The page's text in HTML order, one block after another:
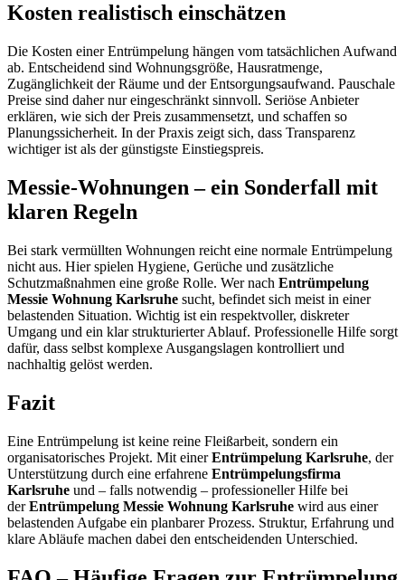
Kosten realistisch einschätzen
Die Kosten einer Entrümpelung hängen vom tatsächlichen Aufwand
ab. Entscheidend sind Wohnungsgröße, Hausratmenge,
Zugänglichkeit der Räume und der Entsorgungsaufwand. Pauschale
Preise sind daher nur eingeschränkt sinnvoll. Seriöse Anbieter
erklären, wie sich der Preis zusammensetzt, und schaffen so
Planungssicherheit. In der Praxis zeigt sich, dass Transparenz
wichtiger ist als der günstigste Einstiegspreis.
Messie-Wohnungen – ein Sonderfall mit
klaren Regeln
Bei stark vermüllten Wohnungen reicht eine normale Entrümpelung
nicht aus. Hier spielen Hygiene, Gerüche und zusätzliche
Schutzmaßnahmen eine große Rolle. Wer nach Entrümpelung
Messie Wohnung Karlsruhe sucht, befindet sich meist in einer
belastenden Situation. Wichtig ist ein respektvoller, diskreter
Umgang und ein klar strukturierter Ablauf. Professionelle Hilfe sorgt
dafür, dass selbst komplexe Ausgangslagen kontrolliert und
nachhaltig gelöst werden.
Fazit
Eine Entrümpelung ist keine reine Fleißarbeit, sondern ein
organisatorisches Projekt. Mit einerEntrümpelung Karlsruhe, der
Unterstützung durch eine erfahrene Entrümpelungsfirma
Karlsruhe und – falls notwendig – professioneller Hilfe bei
derEntrümpelung Messie Wohnung Karlsruhe wird aus einer
belastenden Aufgabe ein planbarer Prozess. Struktur, Erfahrung und
klare Abläufe machen dabei den entscheidenden Unterschied.